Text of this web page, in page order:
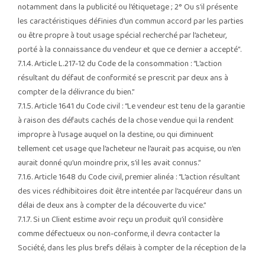
notamment dans la publicité ou l’étiquetage ; 2° Ou s’il présente
les caractéristiques définies d’un commun accord par les parties
ou être propre à tout usage spécial recherché par l’acheteur,
porté à la connaissance du vendeur et que ce dernier a accepté”.
7.1.4. Article L.217-12 du Code de la consommation : “L’action
résultant du défaut de conformité se prescrit par deux ans à
compter de la délivrance du bien.”
7.1.5. Article 1641 du Code civil : “Le vendeur est tenu de la garantie
à raison des défauts cachés de la chose vendue qui la rendent
impropre à l’usage auquel on la destine, ou qui diminuent
tellement cet usage que l’acheteur ne l’aurait pas acquise, ou n’en
aurait donné qu’un moindre prix, s’il les avait connus.”
7.1.6. Article 1648 du Code civil, premier alinéa : “L’action résultant
des vices rédhibitoires doit être intentée par l’acquéreur dans un
délai de deux ans à compter de la découverte du vice.”
7.1.7. Si un Client estime avoir reçu un produit qu’il considère
comme défectueux ou non-conforme, il devra contacter la
Société, dans les plus brefs délais à compter de la réception de la